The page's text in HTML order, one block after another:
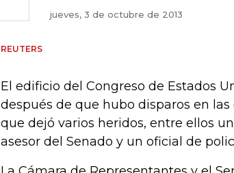
jueves, 3 de octubre de 2013
REUTERS
El edificio del Congreso de Estados
después de que hubo disparos en
que dejó varios heridos, entre ellos
asesor del Senado y un oficial de